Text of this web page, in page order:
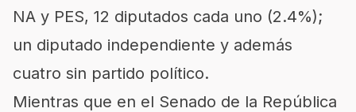
NA y PES, 12 diputados cada uno (2.4%);
un diputado independiente y además
cuatro sin partido político.
Mientras que en el Senado de la República